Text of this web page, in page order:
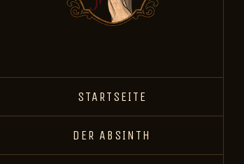
STARTSEITE
DER ABSINTH